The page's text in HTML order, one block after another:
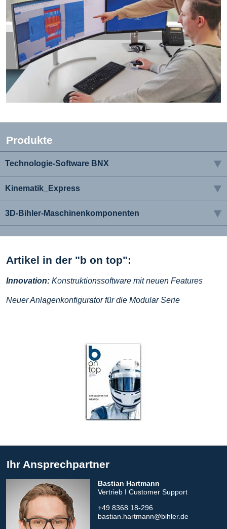
Produkte
Technologie-Software BNX
Kinematik_Express
3D-Bihler-Maschinenkomponenten
Artikel in der "b on top":
Innovation: Konstruktionssoftware mit neuen Features
Neuer Anlagenkonfigurator für die Modular Serie
Ihr Ansprechpartner
Bastian Hartmann
Vertrieb I Customer Support
+49 8368 18-296
bastian.hartmann@bihler.de